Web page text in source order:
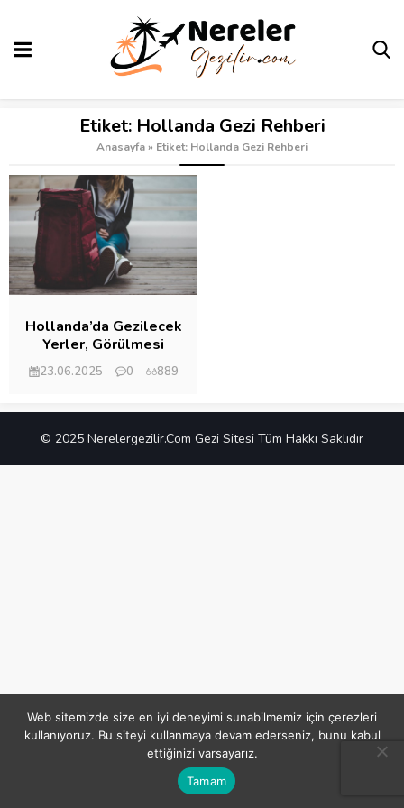
Etiket: Hollanda Gezi Rehberi
Anasayfa» Etiket: Hollanda Gezi Rehberi
Hollanda’da Gezilecek
Yerler, Görülmesi
Gereken Şehirler
23.06.2025 0 889
© 2025 Nerelergezilir.Com Gezi Sitesi Tüm Hakkı Saklıdır
Web sitemizde size en iyi deneyimi sunabilmemiz için çerezleri
kullanıyoruz. Bu siteyi kullanmaya devam ederseniz, bunu kabul
ettiğinizi varsayarız.
Tamam